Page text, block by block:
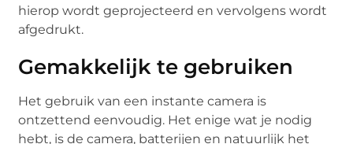
hierop wordt geprojecteerd en vervolgens wordt
afgedrukt.
Gemakkelijk te gebruiken
Het gebruik van een instante camera is
ontzettend eenvoudig. Het enige wat je nodig
hebt, is de camera, batterijen en natuurlijk het